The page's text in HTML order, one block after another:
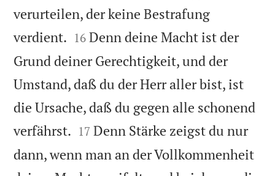
verurteilen, der keine Bestrafung
verdient. 

16 Denn deine Macht ist der
Grund deiner Gerechtigkeit, und der
Umstand, daß du der Herr aller bist, ist
die Ursache, daß du gegen alle schonend
verfährst. 

17 Denn Stärke zeigst du nur
dann, wenn man an der Vollkommenheit